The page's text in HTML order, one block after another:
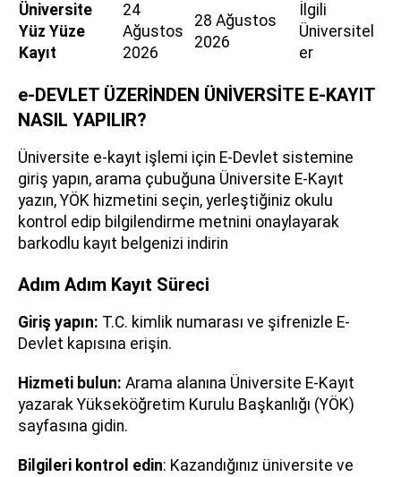
Üniversite
Yüz Yüze
Kayıt
24
Ağustos
2026
28 Ağustos
2026
İlgili
Üniversitel
er
e-DEVLET ÜZERİNDEN ÜNİVERSİTE E-KAYIT
NASIL YAPILIR?
Üniversite e-kayıt işlemi için E-Devlet sistemine
giriş yapın, arama çubuğuna Üniversite E-Kayıt
yazın, YÖK hizmetini seçin, yerleştiğiniz okulu
kontrol edip bilgilendirme metnini onaylayarak
barkodlu kayıt belgenizi indirin
Adım Adım Kayıt Süreci
Giriş yapın: T.C. kimlik numarası ve şifrenizle E-
Devlet kapısına erişin.
Hizmeti bulun: Arama alanına Üniversite E-Kayıt
yazarak Yükseköğretim Kurulu Başkanlığı (YÖK)
sayfasına gidin.
Bilgileri kontrol edin: Kazandığınız üniversite ve